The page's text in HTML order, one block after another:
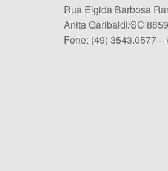
Rua Elgida Barbosa
Anita Garibaldi/SC
Fone: (49) 3543.0577 –